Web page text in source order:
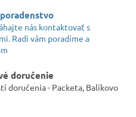
nás kontaktovať s
Radi vám poradíme a
doručenie
doručenia - Packeta, Balíkovo